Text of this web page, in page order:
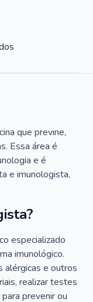
que previne,
Essa área é
e é
e imunologista,
especializado
imunológico.
alérgicas e outros
realizar testes
prevenir ou